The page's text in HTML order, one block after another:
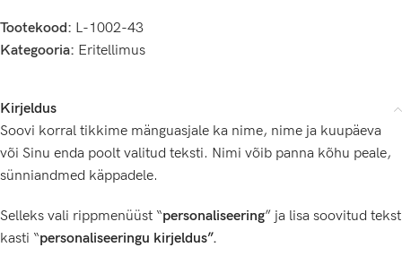
Tootekood: L-1002-43
Kategooria: Eritellimus
Kirjeldus
Soovi korral tikkime mänguasjale ka nime, nime ja kuupäeva
või Sinu enda poolt valitud teksti. Nimi võib panna kõhu peale,
sünniandmed käppadele.
Selleks vali rippmenüüst “personaliseering” ja lisa soovitud tekst
kasti “personaliseeringu kirjeldus”.